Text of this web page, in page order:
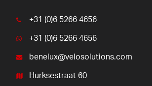
+31 (0)6 5266 4656
+31 (0)6 5266 4656
benelux@velosolutions.com
Hurksestraat 60